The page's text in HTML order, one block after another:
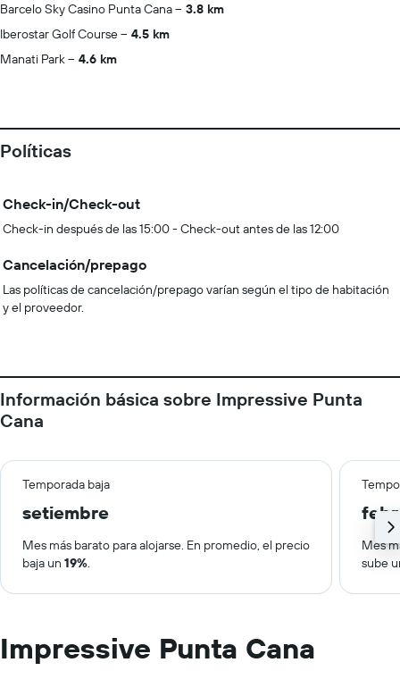
Barcelo Sky Casino Punta Cana
3.8 km
Iberostar Golf Course
4.5 km
Manati Park
4.6 km
Políticas
Check-in/Check-out
Check-in después de las 15:00 - Check-out antes de las 12:00
Cancelación/prepago
Las políticas de cancelación/prepago varían según el tipo de habitación
y el proveedor.
Información básica sobre Impressive Punta
Cana
Temporada baja
setiembre
Mes más barato para alojarse. En promedio, el precio
baja un 19%.
Mes
sube
Impressive Punta Cana